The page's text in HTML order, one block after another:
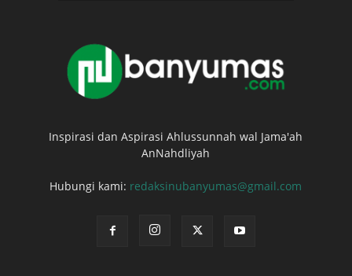
Inspirasi dan Aspirasi Ahlussunnah wal Jama'ah
AnNahdliyah
Hubungi kami: redaksinubanyumas@gmail.com